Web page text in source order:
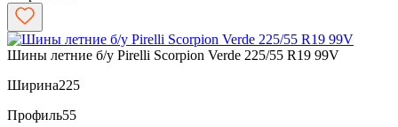
Шины летние б/у Pirelli Scorpion Verde 225/55 R19 99V
Ширина225
Профиль55